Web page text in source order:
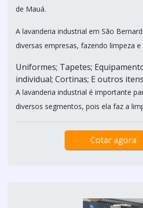
de Mauá.
A lavanderia industrial em São
diversas empresas, fazendo limpeza e
Uniformes; Tapetes;
individual; Cortinas; E outros
A lavanderia industrial é importante
diversos segmentos, pois ela faz a
Cotar agora